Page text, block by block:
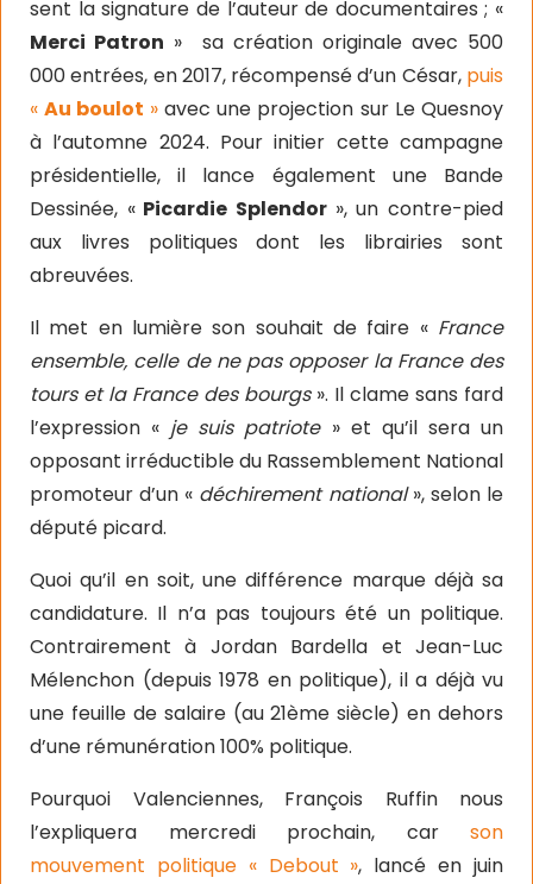
sent la signature de l’auteur de documentaires ; «
Merci Patron »
sa création originale avec 500
000 entrées, en 2017, récompensé d’un César, puis
«Au boulot » avec une projection sur Le Quesnoy
à l’automne 2024. Pour initier cette campagne
présidentielle, il lance également une Bande
Dessinée, «Picardie Splendor », un contre-pied
aux livres politiques dont les librairies sont
abreuvées.
Il met en lumière son souhait de faire « France
ensemble, celle de ne pas opposer la France des
tours et la France des bourgs». Il clame sans fard
l’expression « je suis patriote» et qu’il sera un
opposant irréductible du Rassemblement National
promoteur d’un « déchirement national», selon le
député picard.
Quoi qu’il en soit, une différence marque déjà sa
candidature. Il n’a pas toujours été un politique.
Contrairement à Jordan Bardella et Jean-Luc
Mélenchon (depuis 1978 en politique), il a déjà vu
une feuille de salaire (au 21ème siècle) en dehors
d’une rémunération 100% politique.
Pourquoi Valenciennes, François Ruffin nous
l’expliquera mercredi prochain, car son
mouvement politique « Debout », lancé en juin